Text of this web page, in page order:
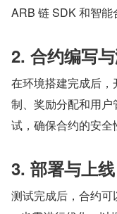
ARB 链 SDK 和智能
2. 合约编写
在环境搭建完成后
制、奖励分配和用
试，确保合约的安全
3. 部署与上线
测试完成后，合约